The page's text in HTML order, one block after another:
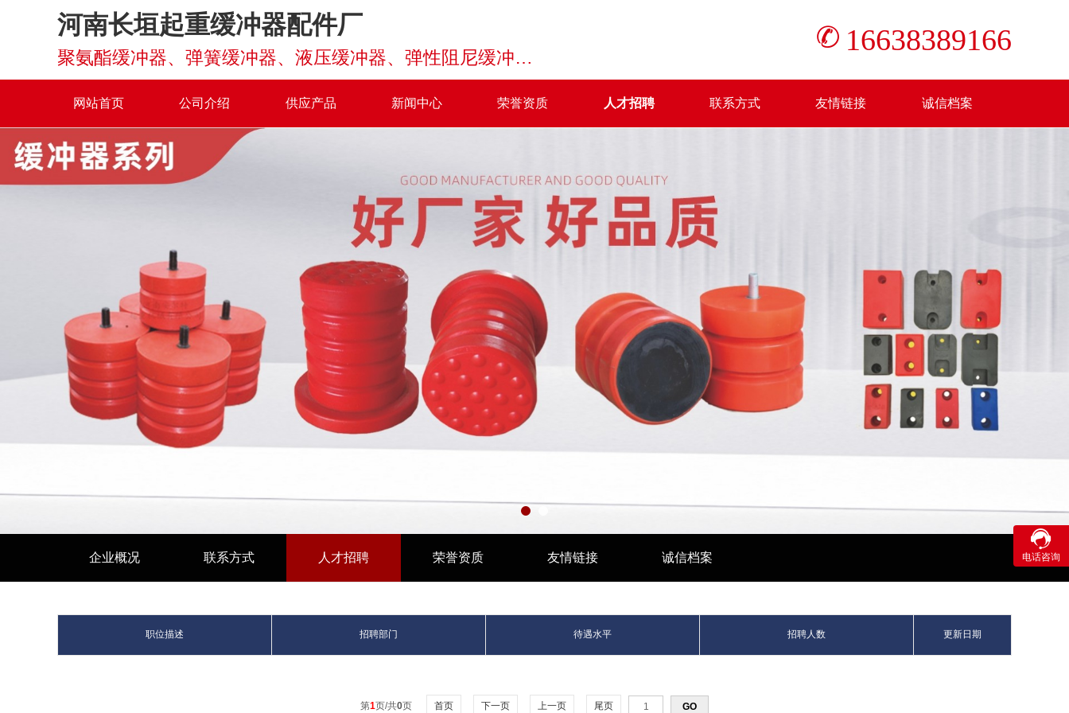
河南长垣起重缓冲器配件厂
聚氨酯缓冲器、弹簧缓冲器、液压缓冲器、弹性阻尼缓冲器等缓冲器
16638389166
网站首页 公司介绍 供应产品 新闻中心 荣誉资质 人才招聘 联系方式 友情链接 诚信档案
企业概况 联系方式 人才招聘 荣誉资质 友情链接 诚信档案
职位描述 招聘部门 待遇水平 招聘人数 更新日期
第1页/共0页 首页 下一页 上一页 尾页

电话咨询
咨询